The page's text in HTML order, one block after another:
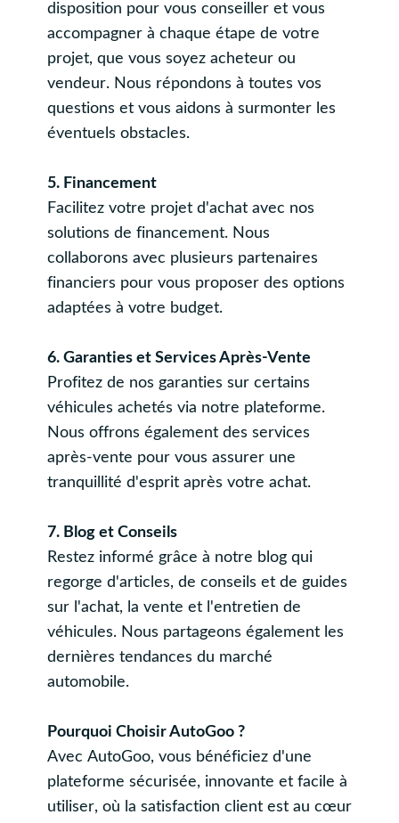
disposition pour vous conseiller et vous
accompagner à chaque étape de votre
projet, que vous soyez acheteur ou
vendeur. Nous répondons à toutes vos
questions et vous aidons à surmonter les
éventuels obstacles.
5. Financement
Facilitez votre projet d'achat avec nos
solutions de financement. Nous
collaborons avec plusieurs partenaires
financiers pour vous proposer des options
adaptées à votre budget.
6. Garanties et Services Après-Vente
Profitez de nos garanties sur certains
véhicules achetés via notre plateforme.
Nous offrons également des services
après-vente pour vous assurer une
tranquillité d'esprit après votre achat.
7. Blog et Conseils
Restez informé grâce à notre blog qui
regorge d'articles, de conseils et de guides
sur l'achat, la vente et l'entretien de
véhicules. Nous partageons également les
dernières tendances du marché
automobile.
Pourquoi Choisir AutoGoo ?
Avec AutoGoo, vous bénéficiez d'une
plateforme sécurisée, innovante et facile à
utiliser, où la satisfaction client est au cœur